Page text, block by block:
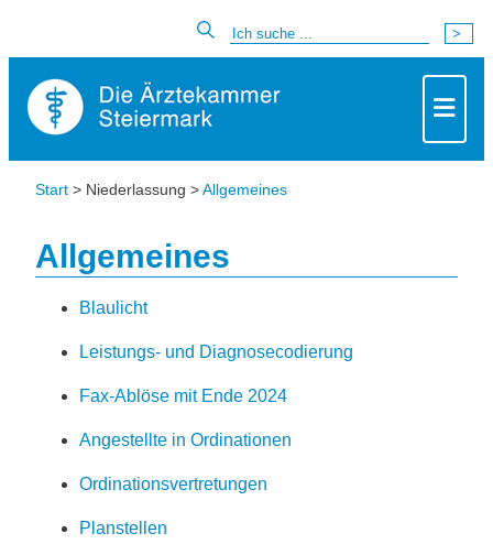
Start > Niederlassung >Allgemeines
Allgemeines
Blaulicht
Leistungs- und Diagnosecodierung
Fax-Ablöse mit Ende 2024
Angestellte in Ordinationen
Ordinationsvertretungen
Planstellen